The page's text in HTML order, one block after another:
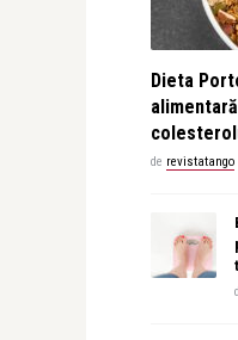
Dieta
de revistatango